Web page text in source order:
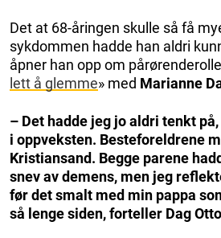
Det at 68-åringen skulle så få
sykdommen hadde han aldri
åpner han opp om
lett å glemme» med Marianne
– Det hadde jeg jo aldri tenkt
i oppveksten. Besteforeldrene
Kristiansand. Begge parene
snev av demens, men jeg
før det smalt med min pappa
så lenge siden, forteller Dag